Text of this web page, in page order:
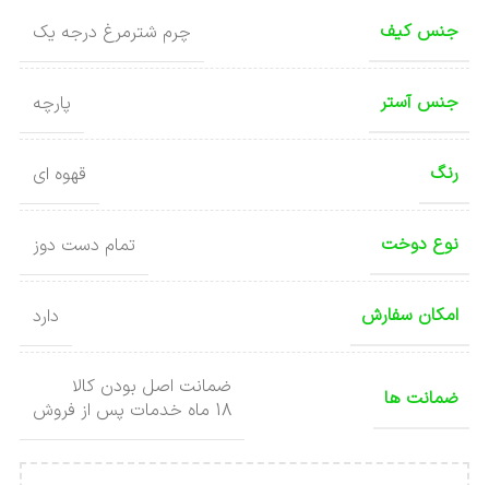
جنس کیف چرم شترمرغ درجه یک
جنس آستر پارچه
رنگ قهوه ای
نوع دوخت تمام دست دوز
امکان سفارش دارد
ضمانت ها
ضمانت اصل بودن کالا
18 ماه خدمات پس از فروش